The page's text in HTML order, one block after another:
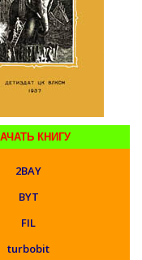
КНИГУ
2BAY
BYT
FIL
turbobit